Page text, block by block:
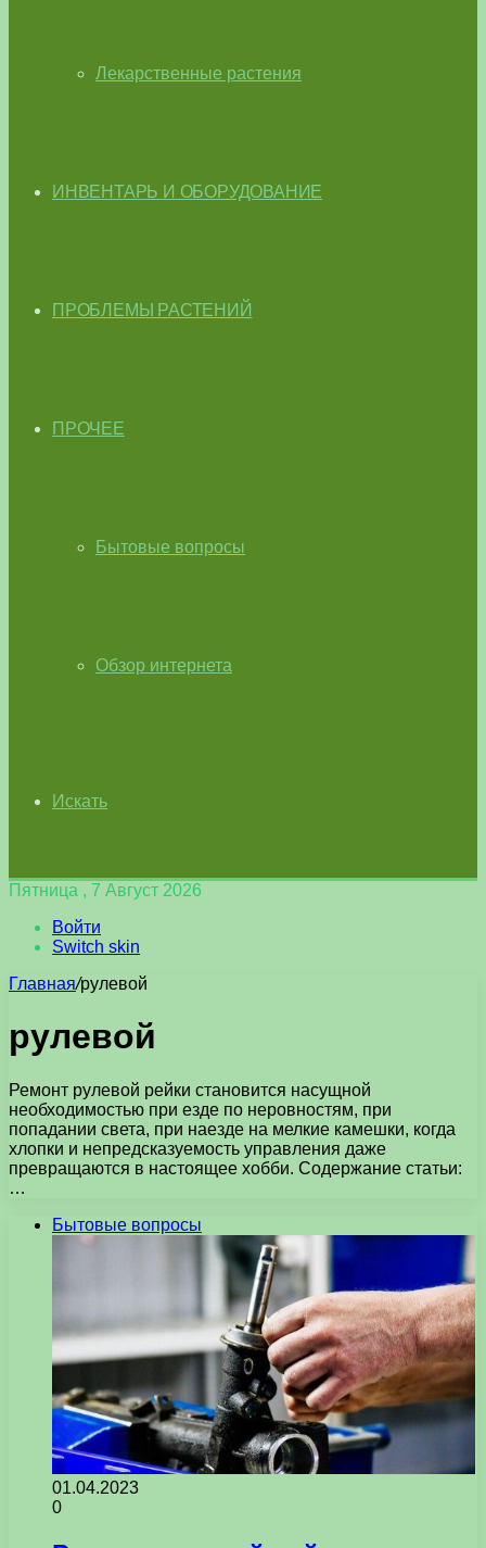
Лекарственные растения
ИНВЕНТАРЬ И ОБОРУДОВАНИЕ
ПРОБЛЕМЫ РАСТЕНИЙ
ПРОЧЕЕ
Бытовые вопросы
Обзор интернета
Искать
Пятница , 7 Август 2026
Войти
Switch skin
Главная/рулевой
рулевой
Ремонт рулевой рейки становится насущной
необходимостью при езде по неровностям, при
попадании света, при наезде на мелкие камешки, когда
хлопки и непредсказуемость управления даже
превращаются в настоящее хобби. Содержание статьи:
…
Бытовые вопросы
01.04.2023
0